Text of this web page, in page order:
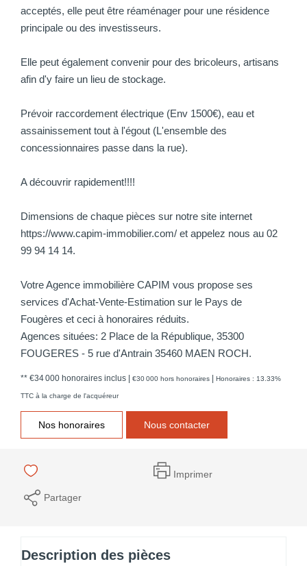
acceptés, elle peut être réaménager pour une résidence
principale ou des investisseurs.
Elle peut également convenir pour des bricoleurs, artisans
afin d'y faire un lieu de stockage.
Prévoir raccordement électrique (Env 1500€), eau et
assainissement tout à l'égout (L'ensemble des
concessionnaires passe dans la rue).
A découvrir rapidement!!!!
Dimensions de chaque pièces sur notre site internet
https://www.capim-immobilier.com/ et appelez nous au 02
99 94 14 14.
Votre Agence immobilière CAPIM vous propose ses
services d'Achat-Vente-Estimation sur le Pays de
Fougères et ceci à honoraires réduits.
Agences situées: 2 Place de la République, 35300
FOUGERES - 5 rue d'Antrain 35460 MAEN ROCH.
** €34 000 honoraires inclus | €30 000 hors honoraires | Honoraires : 13.33%
TTC à la charge de l'acquéreur
Nos honoraires Nous contacter
Imprimer
Partager
Description des pièces